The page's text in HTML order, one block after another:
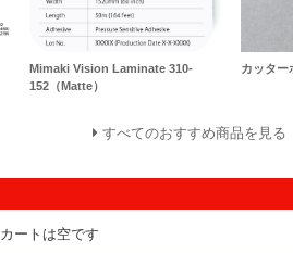
Mimaki Vision Laminate 310-
152（Matte）
カッター
すべてのおすすめ商品を見る
カートは空です